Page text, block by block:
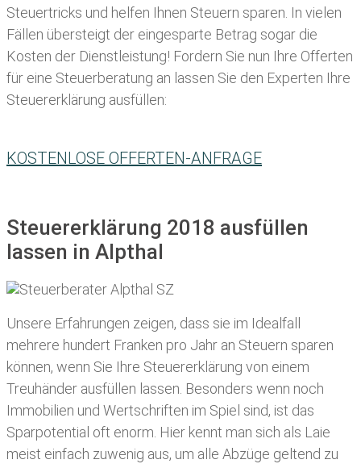
Steuertricks und helfen Ihnen Steuern sparen. In vielen
Fällen übersteigt der eingesparte Betrag sogar die
Kosten der Dienstleistung! Fordern Sie nun Ihre Offerten
für eine Steuerberatung an lassen Sie den Experten Ihre
Steuererklärung ausfüllen:
KOSTENLOSE OFFERTEN-ANFRAGE
Steuererklärung 2018 ausfüllen
lassen in Alpthal
Unsere Erfahrungen zeigen, dass sie im Idealfall
mehrere hundert Franken pro Jahr an Steuern sparen
können, wenn Sie Ihre Steuererklärung von einem
Treuhänder ausfüllen lassen . Besonders wenn noch
Immobilien und Wertschriften im Spiel sind, ist das
Sparpotential oft enorm. Hier kennt man sich als Laie
meist einfach zuwenig aus, um alle Abzüge geltend zu